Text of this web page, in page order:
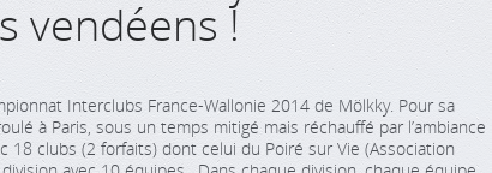
vendéens !
Interclubs France-Wallonie 2014 de Mölkky. Pour sa
à Paris, sous un temps mitigé mais réchauffé par l’ambiance
18 clubs (2 forfaits) dont celui du Poiré sur Vie (Association